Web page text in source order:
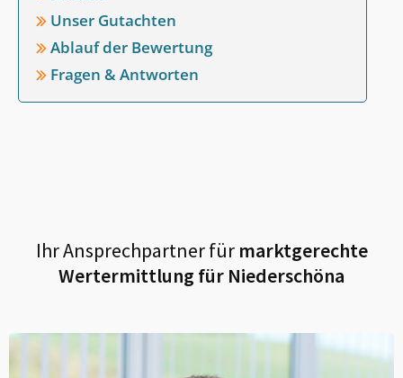
Unser Gutachten
Ablauf der Bewertung
Fragen & Antworten
Ihr Ansprechpartner fürmarktgerechte
Wertermittlung für Niederschöna